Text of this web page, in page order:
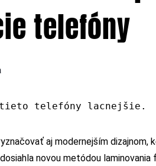
telefóny
tieto telefóny lacnejšie.
aj modernejším dizajnom,
novou metódou